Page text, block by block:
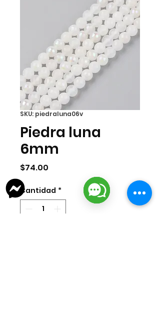
SKU: piedraluna06v
Piedra luna
6mm
$74.00
Cantidad *